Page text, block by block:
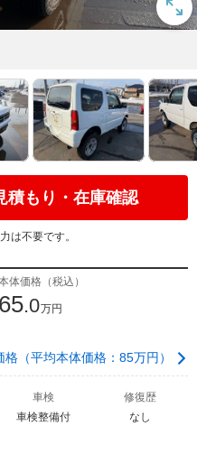
積もり・在庫確認
は不要です。
体価格（税込）
65.0万円
（平均本体価格：85万円）
車検
車検整備付
修復歴
なし